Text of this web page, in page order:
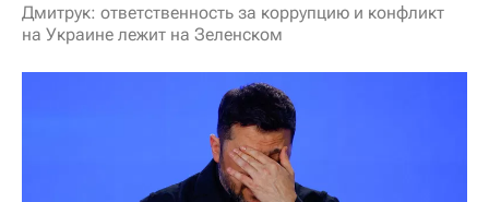
Дмитрук: ответственность за коррупцию и конфликт
на Украине лежит на Зеленском